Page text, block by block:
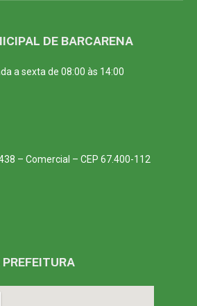
DE BARCARENA
a sexta de 08:00 às 14:00
– Comercial – CEP 67.400-112